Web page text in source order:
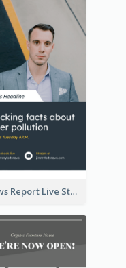
News Report Live Stream Instagram Story